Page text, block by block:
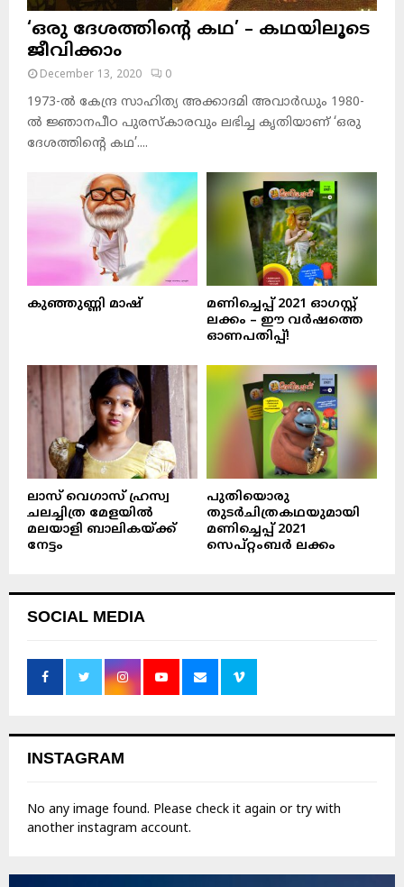
‘ഒരു ദേശത്തിന്റെ കഥ’ – കഥയിലൂടെ
ജീവിക്കാം
December 13, 2020 0
1973-ല്‍ കേന്ദ്ര സാഹിത്യ അക്കാദമി അവാര്‍ഡും 1980-
ല്‍ ജ്ഞാനപീഠ പുരസ്‌കാരവും ലഭിച്ച കൃതിയാണ് ‘ഒരു
ദേശത്തിന്റെ കഥ’....
കുഞ്ഞുണ്ണി മാഷ്‌
മണിച്ചെപ്പ് 2021 ഓഗസ്റ്റ്
ലക്കം – ഈ വർഷത്തെ
ഓണപതിപ്പ്!
ലാസ് വെഗാസ് ഹ്രസ്വ
ചലച്ചിത്ര മേളയിൽ
മലയാളി ബാലികയ്ക്ക്
നേട്ടം
പുതിയൊരു
തുടർചിത്രകഥയുമായി
മണിച്ചെപ്പ് 2021
സെപ്റ്റംബർ ലക്കം
SOCIAL MEDIA
INSTAGRAM
No any image found. Please check it again or try with
another instagram account.